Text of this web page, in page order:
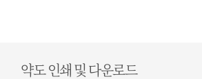
약도 인쇄 및 다운로드